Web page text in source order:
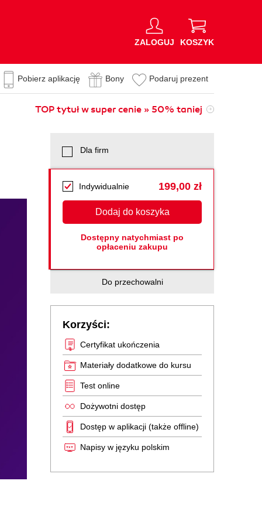
ZALOGUJ KOSZYK
Pobierz aplikację Bony Podaruj prezent
TOP tytuł w super cenie » 50% taniej
Dla firm
Indywidualnie 199,00 zł
Dodaj do koszyka
Dostępny natychmiast po
opłaceniu zakupu
Do przechowalni
Korzyści:
Certyfikat ukończenia
Materiały dodatkowe do kursu
Test online
Dożywotni dostęp
Dostęp w aplikacji (także offline)
Napisy w języku polskim